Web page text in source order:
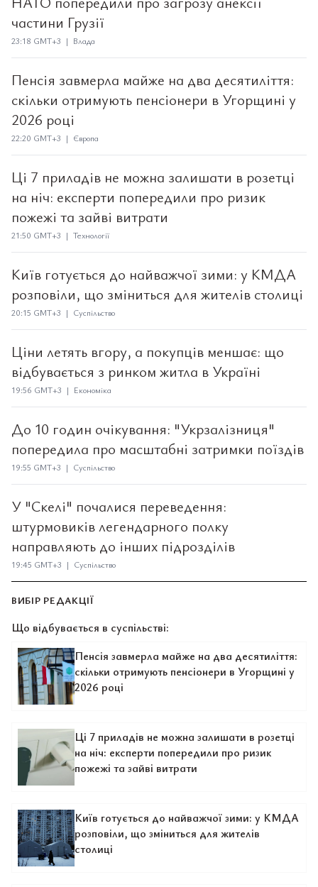
частини Грузії
23:18 GMT+3 | Влада
Пенсія завмерла майже на два десятиліття:
скільки отримують пенсіонери в Угорщині у
2026 році
22:20 GMT+3 | Європа
Ці 7 приладів не можна залишати в розетці
на ніч: експерти попередили про ризик
пожежі та зайві витрати
21:50 GMT+3 | Технології
Київ готується до найважчої зими: у КМДА
розповіли, що зміниться для жителів столиці
20:15 GMT+3 | Суспільство
Ціни летять вгору, а покупців меншає: що
відбувається з ринком житла в Україні
19:56 GMT+3 | Економіка
До 10 годин очікування: "Укрзалізниця"
попередила про масштабні затримки поїздів
19:55 GMT+3 | Суспільство
У "Скелі" почалися переведення:
штурмовиків легендарного полку
направляють до інших підрозділів
19:45 GMT+3 | Суспільство
ВИБІР РЕДАКЦІЇ
Що відбувається в суспільстві:
Пенсія завмерла майже на два десятиліття:
скільки отримують пенсіонери в Угорщині у
2026 році
Ці 7 приладів не можна залишати в розетці
на ніч: експерти попередили про ризик
пожежі та зайві витрати
Київ готується до найважчої зими: у КМДА
розповіли, що зміниться для жителів
столиці